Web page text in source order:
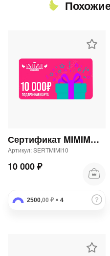
Сертификат MIMIMODA 10000 р.
Артикул: SERTMIMI10
10 000 ₽
2500,00 ₽ × 4